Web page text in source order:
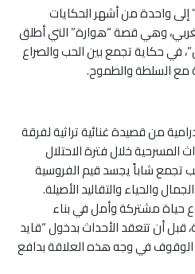
إلى واحدة من أشهر الحكايات
وهي قصة “هوارة” التي أطلق
في حكاية تجمع بين الحب والصراع
مع السلطة والطموح.
من قصيدة غنائية تراثية لفرقة
المسرحية خلال فترة الاحتلال
تجمع شاباً يجسد قيم الفروسية
والحياء والتقاليد الأصيلة.
حياة مشتركة وأمل في بناء
أن تتعقد الأحداث بدخول “قايد
الوقوف في وجه هذه العلاقة بدافع